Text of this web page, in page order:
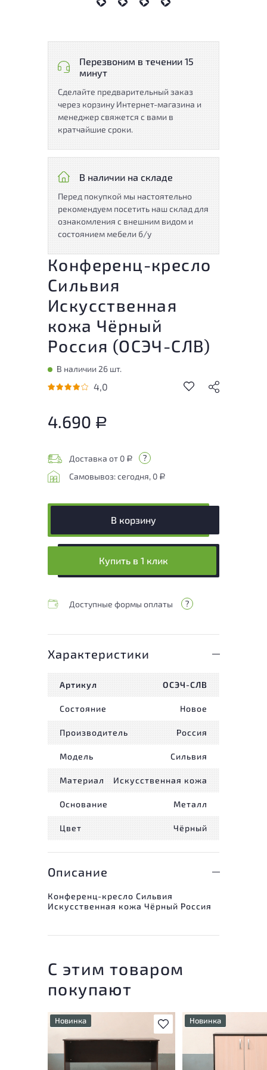
Перезвоним в течении 15
минут
Сделайте предварительный заказ
через корзину Интернет-магазина и
менеджер свяжется с вами в
кратчайшие сроки.
В наличии на складе
Перед покупкой мы настоятельно
рекомендуем посетить наш склад для
ознакомления с внешним видом и
состоянием мебели б/у
Конференц-кресло
Сильвия
Искусственная
кожа Чёрный
Россия (ОСЭЧ-СЛВ)
В наличии 26 шт.
4,0
4.690 Р
Доставка от 0 Р
Самовывоз: сегодня, 0 Р
В корзину
Купить в 1 клик
Доступные формы оплаты
Характеристики
Артикул ОСЭЧ-СЛВ
Состояние Новое
Производитель Россия
Модель Сильвия
Материал Искусственная кожа
Основание Металл
Цвет Чёрный
Описание
Конференц-кресло Сильвия
Искусственная кожа Чёрный Россия
С этим товаром
покупают
В избранное
Новинка
У товара присутствуют
незначительные следы
эксплуатации, не влияющие
на удобство его
Новинка
У товара
незначительные
эксплуатации, не
на удобство его